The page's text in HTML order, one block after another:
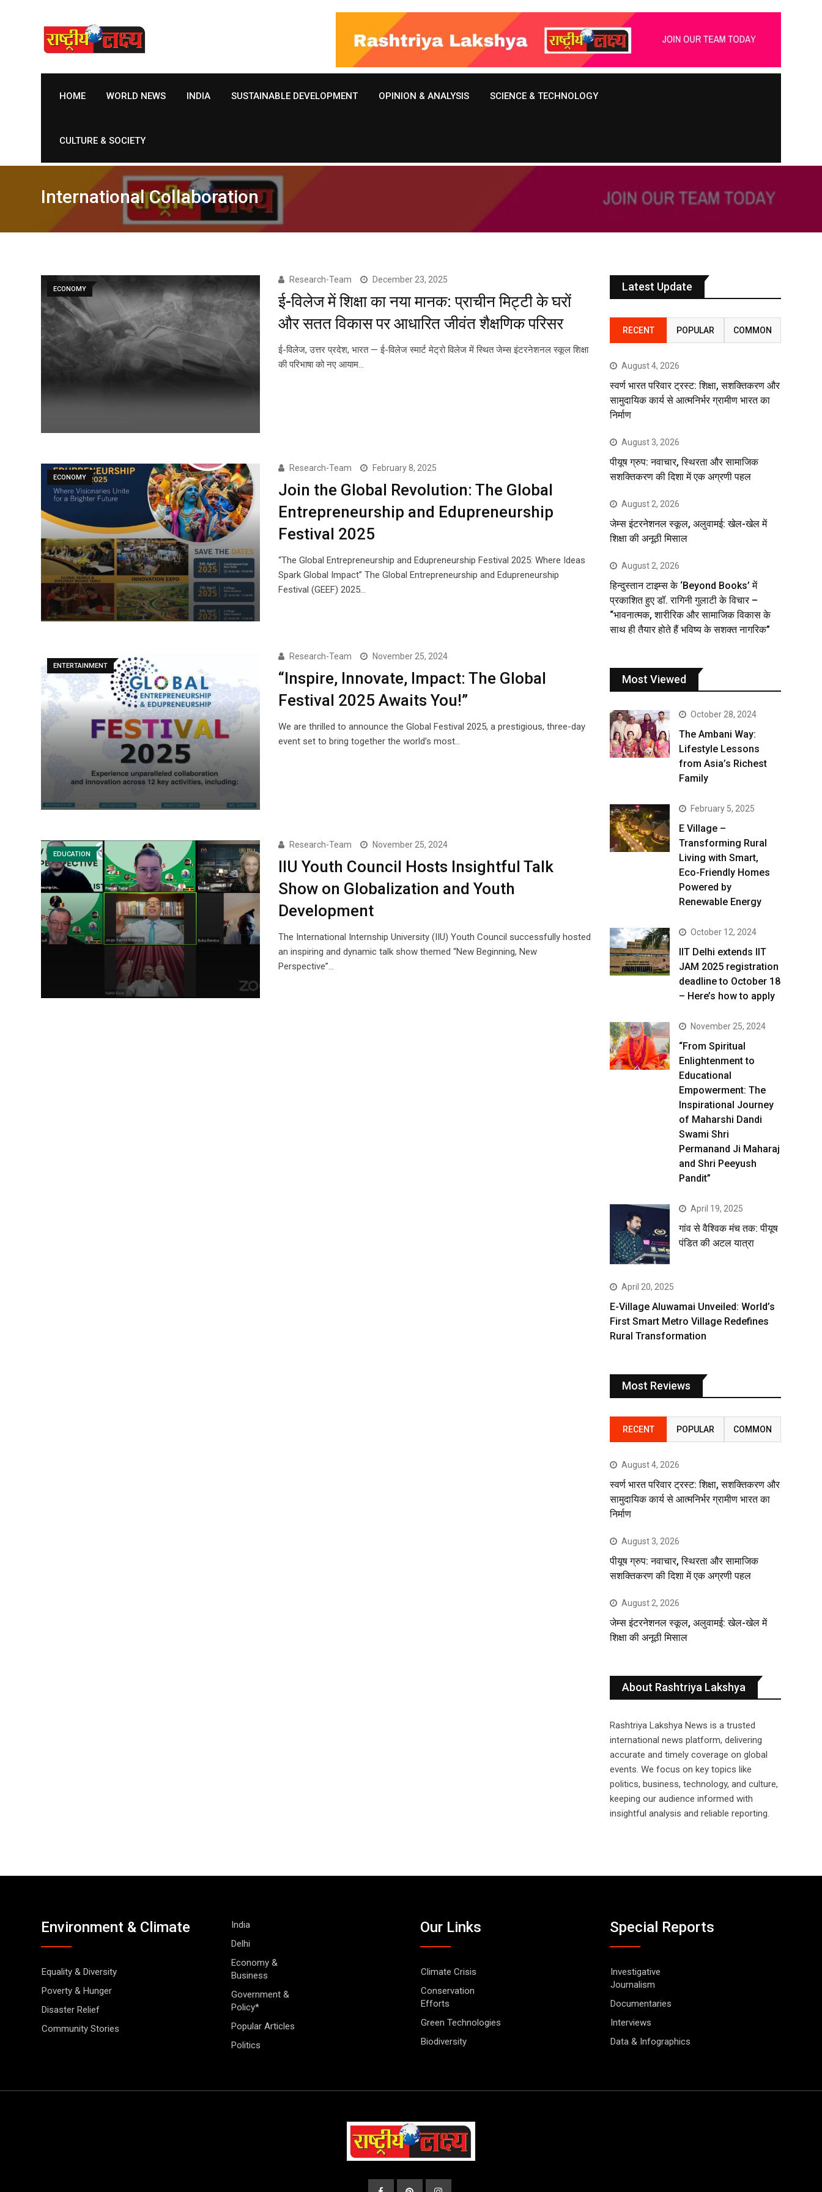
HOME WORLD NEWS INDIA SUSTAINABLE DEVELOPMENT OPINION & ANALYSIS SCIENCE & TECHNOLOGY
CULTURE & SOCIETY
International Collaboration
ECONOMY
Research-Team December 23, 2025
ई-विलेज में शिक्षा का नया मानक: प्राचीन मिट्टी के घरों
और सतत विकास पर आधारित जीवंत शैक्षणिक परिसर
ई-विलेज, उत्तर प्रदेश, भारत — ई-विलेज स्मार्ट मेट्रो विलेज में स्थित जेम्स इंटरनेशनल स्कूल शिक्षा
की परिभाषा को नए आयाम…
ECONOMY
Research-Team February 8, 2025
Join the Global Revolution: The Global
Entrepreneurship and Edupreneurship
Festival 2025
“The Global Entrepreneurship and Edupreneurship Festival 2025: Where Ideas
Spark Global Impact” The Global Entrepreneurship and Edupreneurship
Festival (GEEF) 2025…
ENTERTAINMENT
Research-Team November 25, 2024
“Inspire, Innovate, Impact: The Global
Festival 2025 Awaits You!”
We are thrilled to announce the Global Festival 2025, a prestigious, three-day
event set to bring together the world’s most…
EDUCATION
Research-Team November 25, 2024
IIU Youth Council Hosts Insightful Talk
Show on Globalization and Youth
Development
The International Internship University (IIU) Youth Council successfully hosted
an inspiring and dynamic talk show themed “New Beginning, New
Perspective”…
Latest Update
RECENT POPULAR COMMON
August 4, 2026
स्वर्ण भारत परिवार ट्रस्ट: शिक्षा, सशक्तिकरण और
सामुदायिक कार्य से आत्मनिर्भर ग्रामीण भारत का
निर्माण
August 3, 2026
पीयूष ग्रुप: नवाचार, स्थिरता और सामाजिक
सशक्तिकरण की दिशा में एक अग्रणी पहल
August 2, 2026
जेम्स इंटरनेशनल स्कूल, अलुवामई: खेल-खेल में
शिक्षा की अनूठी मिसाल
August 2, 2026
हिन्दुस्तान टाइम्स के ‘Beyond Books’ में
प्रकाशित हुए डॉ. रागिनी गुलाटी के विचार –
“भावनात्मक, शारीरिक और सामाजिक विकास के
साथ ही तैयार होते हैं भविष्य के सशक्त नागरिक”
Most Viewed
October 28, 2024
The Ambani Way:
Lifestyle Lessons
from Asia’s Richest
Family
February 5, 2025
E Village –
Transforming Rural
Living with Smart,
Eco-Friendly Homes
Powered by
Renewable Energy
October 12, 2024
IIT Delhi extends IIT
JAM 2025 registration
deadline to October 18
– Here’s how to apply
November 25, 2024
“From Spiritual
Enlightenment to
Educational
Empowerment: The
Inspirational Journey
of Maharshi Dandi
Swami Shri
Permanand Ji Maharaj
and Shri Peeyush
Pandit”
April 19, 2025
गांव से वैश्विक मंच तक: पीयूष
पंडित की अटल यात्रा
April 20, 2025
E-Village Aluwamai Unveiled: World’s
First Smart Metro Village Redefines
Rural Transformation
Most Reviews
RECENT POPULAR COMMON
August 4, 2026
स्वर्ण भारत परिवार ट्रस्ट: शिक्षा, सशक्तिकरण और
सामुदायिक कार्य से आत्मनिर्भर ग्रामीण भारत का
निर्माण
August 3, 2026
पीयूष ग्रुप: नवाचार, स्थिरता और सामाजिक
सशक्तिकरण की दिशा में एक अग्रणी पहल
August 2, 2026
जेम्स इंटरनेशनल स्कूल, अलुवामई: खेल-खेल में
शिक्षा की अनूठी मिसाल
About Rashtriya Lakshya
Rashtriya Lakshya News is a trusted
international news platform, delivering
accurate and timely coverage on global
events. We focus on key topics like
politics, business, technology, and culture,
keeping our audience informed with
insightful analysis and reliable reporting.
Environment & Climate
Equality & Diversity
Poverty & Hunger
Disaster Relief
Community Stories
India
Delhi
Economy &
Business
Government &
Policy*
Popular Articles
Politics
Our Links
Climate Crisis
Conservation
Efforts
Green Technologies
Biodiversity
Special Reports
Investigative
Journalism
Documentaries
Interviews
Data & Infographics